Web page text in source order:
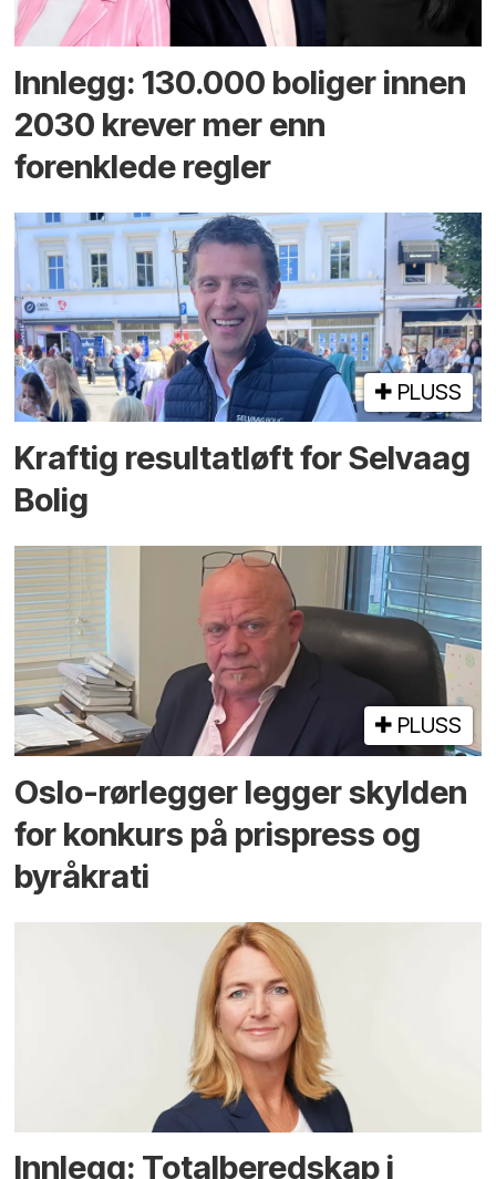
Innlegg: 130.000 boliger innen
2030 krever mer enn
forenklede regler
PLUSS
Kraftig resultatløft for Selvaag
Bolig
PLUSS
Oslo-rørlegger legger skylden
for konkurs på prispress og
byråkrati
Innlegg: Totalberedskap i